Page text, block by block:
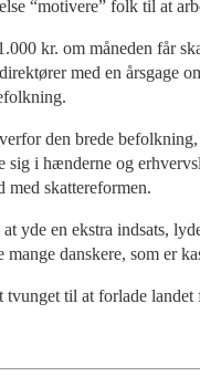
“motivere” folk til at
kr. om måneden får
med en årsgage
den brede
i hænderne og
med skattereformen.
yde en ekstra indsats,
danskere, som er
til at forlade